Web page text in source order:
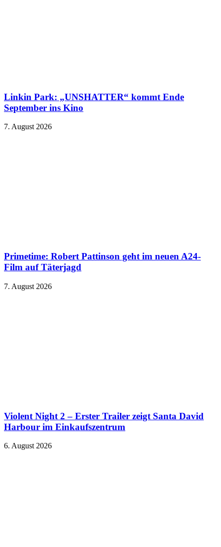
Linkin Park: „UNSHATTER“ kommt Ende
September ins Kino
7. August 2026
Primetime: Robert Pattinson geht im neuen A24-
Film auf Täterjagd
7. August 2026
Violent Night 2 – Erster Trailer zeigt Santa David
Harbour im Einkaufszentrum
6. August 2026